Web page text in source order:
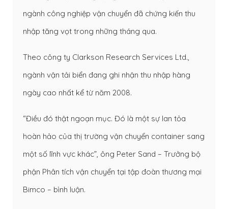
ngành công nghiệp vận chuyển đã chứng kiến thu
nhập tăng vọt trong những tháng qua.
Theo công ty Clarkson Research Services Ltd.,
ngành vận tải biển đang ghi nhận thu nhập hàng
ngày cao nhất kể từ năm 2008.
“Điều đó thật ngoạn mục. Đó là một sự lan tỏa
hoàn hảo của thị trường vận chuyển container sang
một số lĩnh vực khác”, ông Peter Sand – Trưởng bộ
phận Phân tích vận chuyển tại tập đoàn thương mại
Bimco – bình luận.